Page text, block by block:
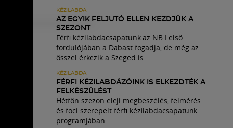
KÉZILABDA
AZ EGYIK FELJUTÓ ELLEN KEZDJÜK A
SZEZONT
Férfi kézilabdacsapatunk az NB I első
fordulójában a Dabast fogadja, de még az
ősszel érkezik a Szeged is.
KÉZILABDA
FÉRFI KÉZILABDÁZÓINK IS ELKEZDTÉK A
FELKÉSZÜLÉST
Hétfőn szezon eleji megbeszélés, felmérés
és foci szerepelt férfi kézilabdacsapatunk
programjában.